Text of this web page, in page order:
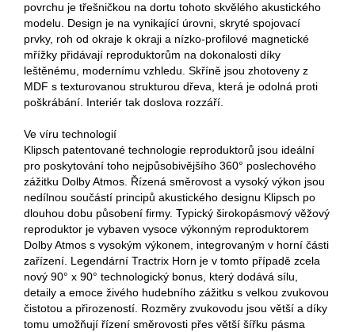
povrchu je třešničkou na dortu tohoto skvělého akustického
modelu. Design je na vynikající úrovni, skryté spojovací
prvky, roh od okraje k okraji a nízko-profilové magnetické
mřížky přidávají reproduktorům na dokonalosti díky
leštěnému, modernímu vzhledu. Skříně jsou zhotoveny z
MDF s texturovanou strukturou dřeva, která je odolná proti
poškrábání. Interiér tak doslova rozzáří.
Ve víru technologií
Klipsch patentované technologie reproduktorů jsou ideální
pro poskytování toho nejpůsobivějšího 360° poslechového
zážitku Dolby Atmos. Řízená směrovost a vysoký výkon jsou
nedílnou součástí principů akustického designu Klipsch po
dlouhou dobu působení firmy. Typický širokopásmový věžový
reproduktor je vybaven vysoce výkonným reproduktorem
Dolby Atmos s vysokým výkonem, integrovaným v horní části
zařízení. Legendární Tractrix Horn je v tomto případě zcela
nový 90° x 90° technologický bonus, který dodává sílu,
detaily a emoce živého hudebního zážitku s velkou zvukovou
čistotou a přirozeností. Rozměry zvukovodu jsou větší a díky
tomu umožňují řízení směrovosti přes větší šířku pásma